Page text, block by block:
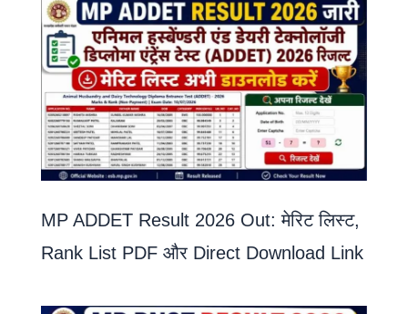
MP ADDET Result 2026 Out: मेरिट लिस्ट,
Rank List PDF और Direct Download Link